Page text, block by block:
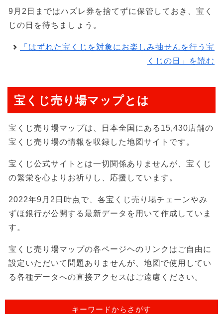
9月2日まではハズレ券を捨てずに保管しておき、宝く
じの日を待ちましょう。
「はずれた宝くじを対象にお楽しみ抽せんを行う宝
くじの日」を読む
宝くじ売り場マップとは
宝くじ売り場マップは、日本全国にある15,430店舗の
宝くじ売り場の情報を収録した地図サイトです。
宝くじ公式サイトとは一切関係ありませんが、宝くじ
の繁栄を心よりお祈りし、応援しています。
2022年9月2日時点で、各宝くじ売り場チェーンやみ
ずほ銀行が公開する最新データを用いて作成していま
す。
宝くじ売り場マップの各ページヘのリンクはご自由に
設定いただいて問題ありませんが、地図で使用してい
る各種データへの直接アクセスはご遠慮ください。
キーワードからさがす